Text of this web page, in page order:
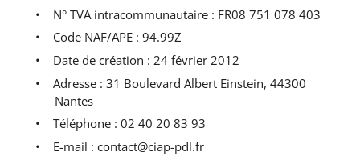
•
N° TVA intracommunautaire : FR08 751 078 403
•
Code NAF/APE : 94.99Z
•
Date de création : 24 février 2012
•
Adresse : 31 Boulevard Albert Einstein, 44300
Nantes
•
Téléphone : 02 40 20 83 93
•
E-mail : contact@ciap-pdl.fr